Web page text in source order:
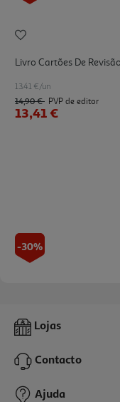
Livro Cartões De
13.41 €/un
14,90 € PVP de editor
13,41 €
-30%
Livro Cartões De
14,90 € PVP de editor
10,43 €
Lojas
Contacto
Ajuda